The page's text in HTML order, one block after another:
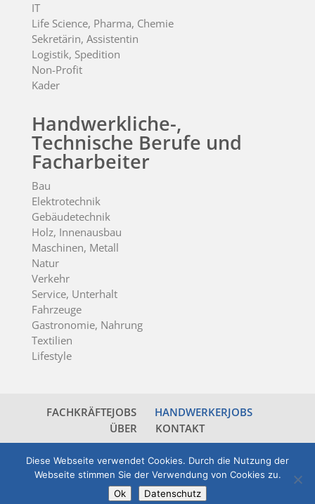
IT
Life Science, Pharma, Chemie
Sekretärin, Assistentin
Logistik, Spedition
Non-Profit
Kader
Handwerkliche-,
Technische Berufe und
Facharbeiter
Bau
Elektrotechnik
Gebäudetechnik
Holz, Innenausbau
Maschinen, Metall
Natur
Verkehr
Service, Unterhalt
Fahrzeuge
Gastronomie, Nahrung
Textilien
Lifestyle
FACHKRÄFTEJOBS
HANDWERKERJOBS
ÜBER
KONTAKT
© 2026 jobs-nordwestschweiz.ch - all rights reserved
-powered by jobbzz.ch- ein Angebot derPKS
Personal AG
Diese Webseite verwendet Cookies. Durch die Nutzung der
Webseite stimmen Sie der Verwendung von Cookies zu.
Ok
Datenschutz